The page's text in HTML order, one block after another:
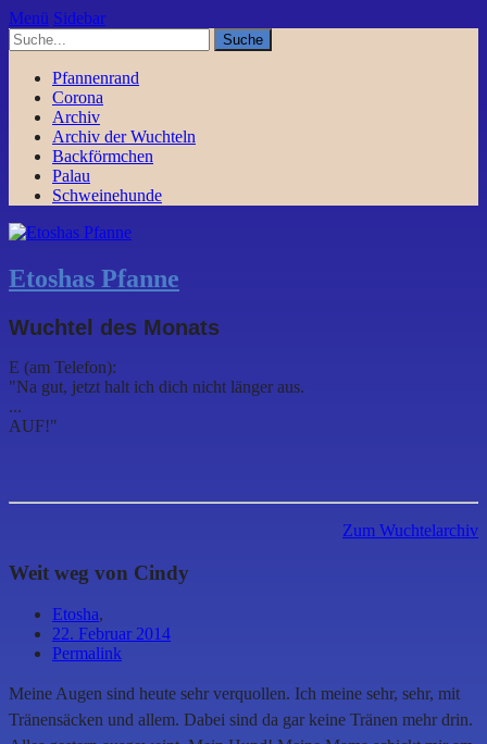
Menü Sidebar
Pfannenrand
Corona
Archiv
Archiv der Wuchteln
Backförmchen
Palau
Schweinehunde
Etoshas Pfanne
Wuchtel des Monats
E (am Telefon):
"Na gut, jetzt halt ich dich nicht länger aus.
...
AUF!"
Zum Wuchtelarchiv
Weit weg von Cindy
Etosha,
22. Februar 2014
Permalink
Meine Augen sind heute sehr verquollen. Ich meine sehr, sehr, mit
Tränensäcken und allem. Dabei sind da gar keine Tränen mehr drin.